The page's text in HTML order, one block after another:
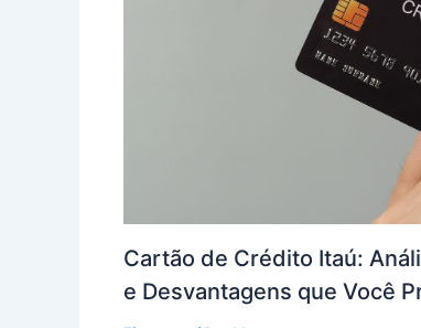
Cartão de Crédito Itaú:
e Desvantagens que Você